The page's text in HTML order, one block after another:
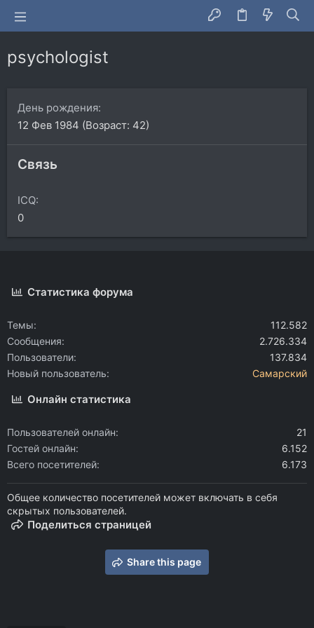
psychologist
День рождения
12 Фев 1984 (Возраст: 42)
Связь
ICQ
0
Статистика форума
Темы
112.582
Сообщения
2.726.334
Пользователи
137.834
Новый пользователь
Самарский
Онлайн статистика
Пользователей онлайн
21
Гостей онлайн
6.152
Всего посетителей
6.173
Общее количество посетителей может включать в себя
скрытых пользователей.
Поделиться страницей
Share this page